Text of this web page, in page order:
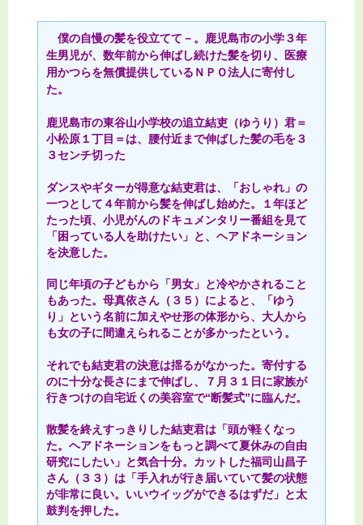
僕の自慢の髪を役立てて－。鹿児島市の小学３年
生男児が、数年前から伸ばし続けた髪を切り、医療
用かつらを無償提供しているＮＰＯ法人に寄付し
た。
鹿児島市の東谷山小学校の追立結吏（ゆうり）君＝
小松原１丁目＝は、腰付近まで伸ばした髪の毛を３
３センチ切った
ダンスやギターが得意な結吏君は、「おしゃれ」の
一つとして４年前から髪を伸ばし始めた。１年ほど
たった頃、小児がんのドキュメンタリー番組を見て
「困っている人を助けたい」と、ヘアドネーション
を決意した。
同じ年頃の子どもから「男女」と冷やかされること
もあった。母真依さん（３５）によると、「ゆう
り」という名前に加えやせ形の体形から、大人から
も女の子に間違えられることが多かったという。
それでも結吏君の決意は揺るがなかった。寄付する
のに十分な長さにまで伸ばし、７月３１日に家族が
行きつけの自宅近くの美容室で“断髪式”に臨んだ。
散髪を終えすっきりした結吏君は「頭が軽くなっ
た。ヘアドネーションをもっと調べて夏休みの自由
研究にしたい」と気合十分。カットした福司山昌子
さん（３３）は「手入れが行き届いていて髪の状態
が非常に良い。いいウイッグができるはずだ」と太
鼓判を押した。